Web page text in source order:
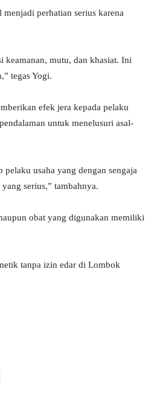
perhatian serius karena
keamanan, mutu, dan khasiat. Ini
tegas Yogi.
efek jera kepada pelaku
untuk menelusuri asal-
usaha yang dengan sengaja
serius,” tambahnya.
obat yang digunakan memiliki
tanpa izin edar di Lombok